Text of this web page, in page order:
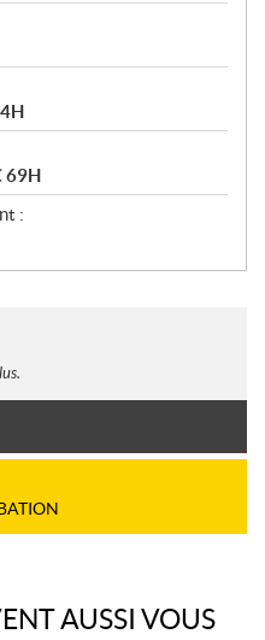
69H
:
AUSSI VOUS